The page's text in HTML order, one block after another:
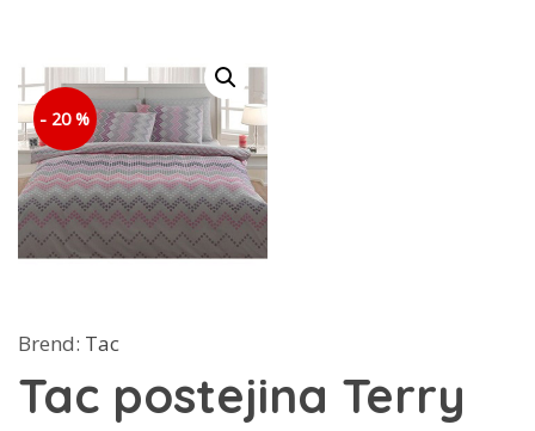
- 20 %
Brend: Tac
Tac postejina Terry